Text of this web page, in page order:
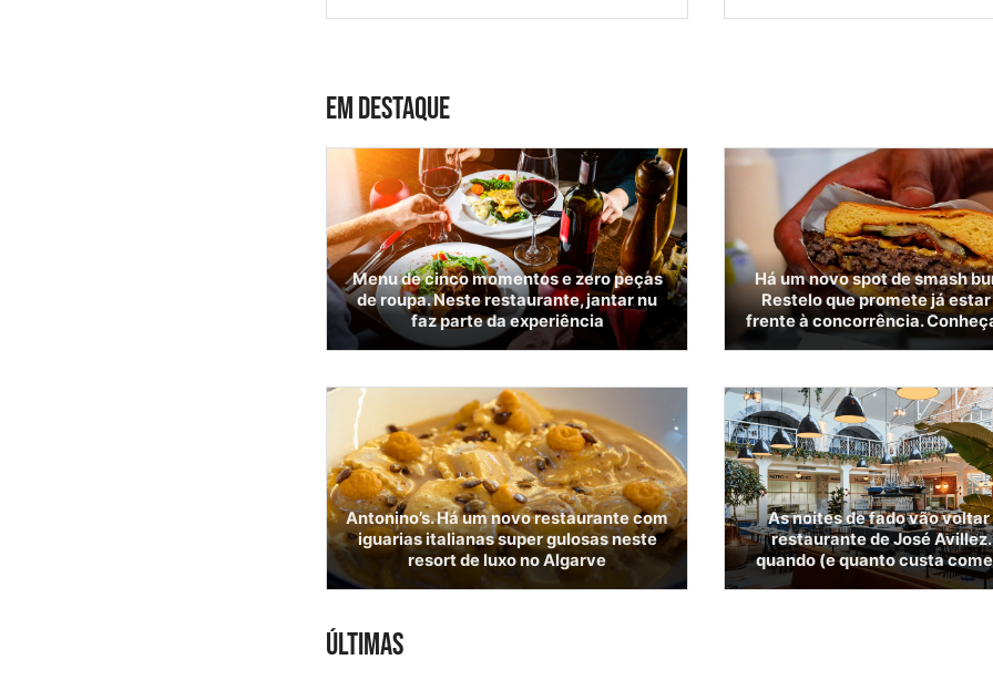
EM DESTAQUE
Menu de cinco momentos e zero peças
de roupa. Neste restaurante, jantar nu
faz parte da experiência
Há um novo spot de smash
Restelo que promete já
frente à concorrência.
Antonino’s. Há um novo restaurante com
iguarias italianas super gulosas neste
resort de luxo no Algarve
As noites de fado vão voltar
restaurante de José Avillez.
quando (e quanto custa
ÚLTIMAS